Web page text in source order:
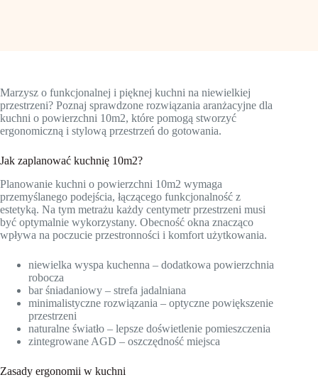
Marzysz o funkcjonalnej i pięknej kuchni na niewielkiej
przestrzeni? Poznaj sprawdzone rozwiązania aranżacyjne dla
kuchni o powierzchni 10m2, które pomogą stworzyć
ergonomiczną i stylową przestrzeń do gotowania.
Jak zaplanować kuchnię 10m2?
Planowanie kuchni o powierzchni 10m2 wymaga
przemyślanego podejścia, łączącego funkcjonalność z
estetyką. Na tym metrażu każdy centymetr przestrzeni musi
być optymalnie wykorzystany. Obecność okna znacząco
wpływa na poczucie przestronności i komfort użytkowania.
niewielka wyspa kuchenna – dodatkowa powierzchnia
robocza
bar śniadaniowy – strefa jadalniana
minimalistyczne rozwiązania – optyczne powiększenie
przestrzeni
naturalne światło – lepsze doświetlenie pomieszczenia
zintegrowane AGD – oszczędność miejsca
Zasady ergonomii w kuchni